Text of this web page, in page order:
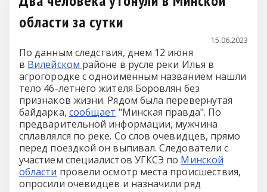
области за сутки
15.06.2023
По данным следствия, днем 12 июня
в Вилейском районе в русле реки Илья в
агрогородке с одноименным названием нашли
тело 46-летнего жителя Боровлян без
признаков жизни. Рядом была перевернутая
байдарка, сообщает "Минская правда". По
предварительной информации, мужчина
сплавлялся по реке. Со слов очевидцев, прямо
перед поездкой он выпивал. Следователи с
участием специалистов УГКСЭ по Минской
области провели осмотр места происшествия,
опросили очевидцев и назначили ряд